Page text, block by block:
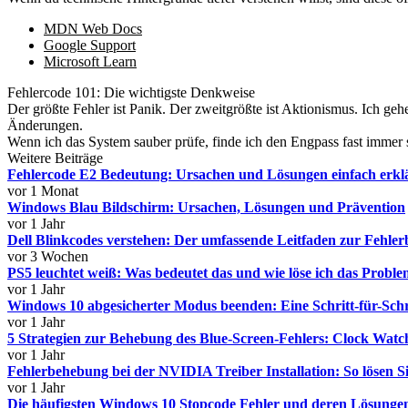
MDN Web Docs
Google Support
Microsoft Learn
Fehlercode 101: Die wichtigste Denkweise
Der größte Fehler ist Panik. Der zweitgrößte ist Aktionismus. Ich
Änderungen.
Wenn ich das System sauber prüfe, finde ich den Engpass fast
Weitere Beiträge
Fehlercode E2 Bedeutung: Ursachen und Lösungen einfach
vor 1 Monat
Windows Blau Bildschirm: Ursachen, Lösungen und Prävention
vor 1 Jahr
Dell Blinkcodes verstehen: Der umfassende Leitfaden zur
vor 3 Wochen
PS5 leuchtet weiß: Was bedeutet das und wie löse ich das
vor 1 Jahr
Windows 10 abgesicherter Modus beenden: Eine Schritt-für-
vor 1 Jahr
5 Strategien zur Behebung des Blue-Screen-Fehlers: Clock
vor 1 Jahr
Fehlerbehebung bei der NVIDIA Treiber Installation: So lösen
vor 1 Jahr
Die häufigsten Windows 10 Stopcode Fehler und deren